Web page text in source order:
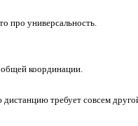
про универсальность.
общей координации.
требует совсем